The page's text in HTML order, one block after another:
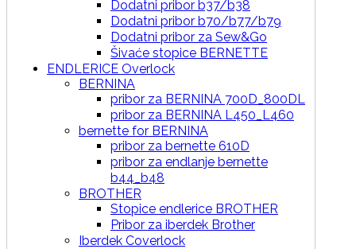
Dodatni pribor b37/b38
Dodatni pribor b70/b77/b79
Dodatni pribor za Sew&Go
Šivaće stopice BERNETTE
ENDLERICE Overlock
BERNINA
pribor za BERNINA 700D_800DL
pribor za BERNINA L450_L460
bernette for BERNINA
pribor za bernette 610D
pribor za endlanje bernette
b44_b48
BROTHER
Stopice endlerice BROTHER
Pribor za iberdek Brother
Iberdek Coverlock